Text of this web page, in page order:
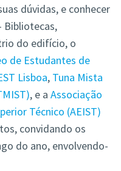
dúvidas, e conhecer
Bibliotecas,
do edifício, o
de Estudantes de
Lisboa, Tuna Mista
, e a Associação
Técnico (AEIST)
convidando os
do ano, envolvendo-